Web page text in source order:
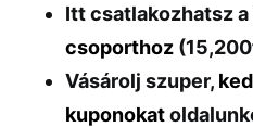
Itt csatlakozhatsz a
csoporthoz
Vásárolj szuper,
kuponokat